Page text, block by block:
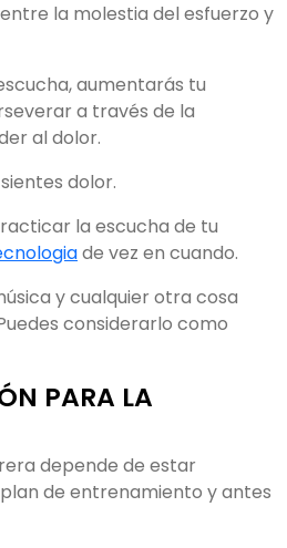
la molestia del esfuerzo y
aumentarás tu
a través de la
al dolor.
dolor.
la escucha de tu
de vez en cuando.
y cualquier otra cosa
considerarlo como
PARA LA
depende de estar
de entrenamiento y antes